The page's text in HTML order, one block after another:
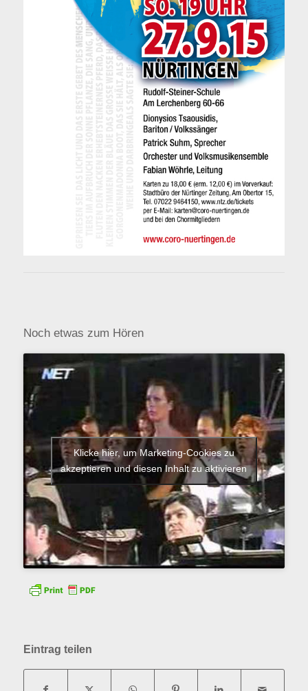
Noch etwas zum Hören
Klicke hier, um Marketing-Cookies zu
akzeptieren und diesen Inhalt zu aktivieren
Eintrag teilen